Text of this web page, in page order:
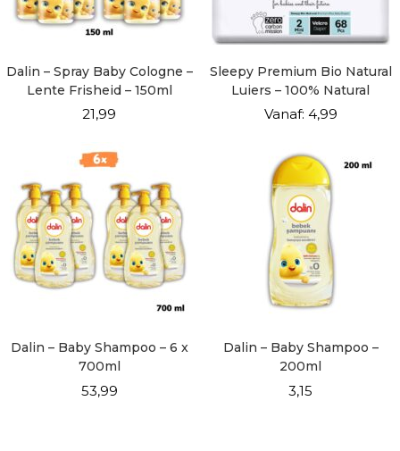
Dalin – Spray Baby Cologne –
Lente Frisheid – 150ml
21,99
Sleepy Premium Bio Natural
Luiers – 100% Natural
Vanaf: 4,99
Dalin – Baby Shampoo – 6 x
700ml
53,99
Dalin – Baby Shampoo –
200ml
3,15